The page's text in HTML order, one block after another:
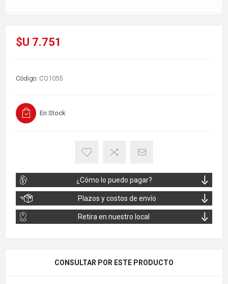
$U 7.751
Código: CO1055
En Stock
¿Cómo lo puedo pagar?
Plazos y costos de envío
Retira en nuestro local
CONSULTAR POR ESTE PRODUCTO